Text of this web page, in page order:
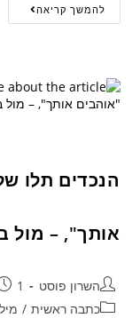
להמשך קריאה
הנכדים תלו
אותך", – מול
השרון פוסט
1 באפריל 2020
כתבה ראשית /